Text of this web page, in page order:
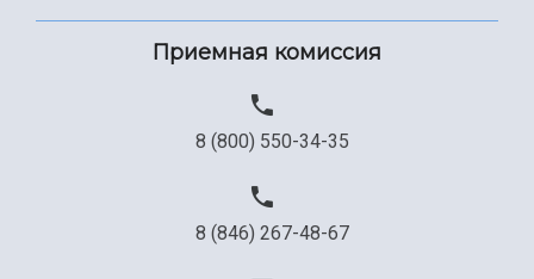
Приемная комиссия
8 (800) 550-34-35
8 (846) 267-48-67